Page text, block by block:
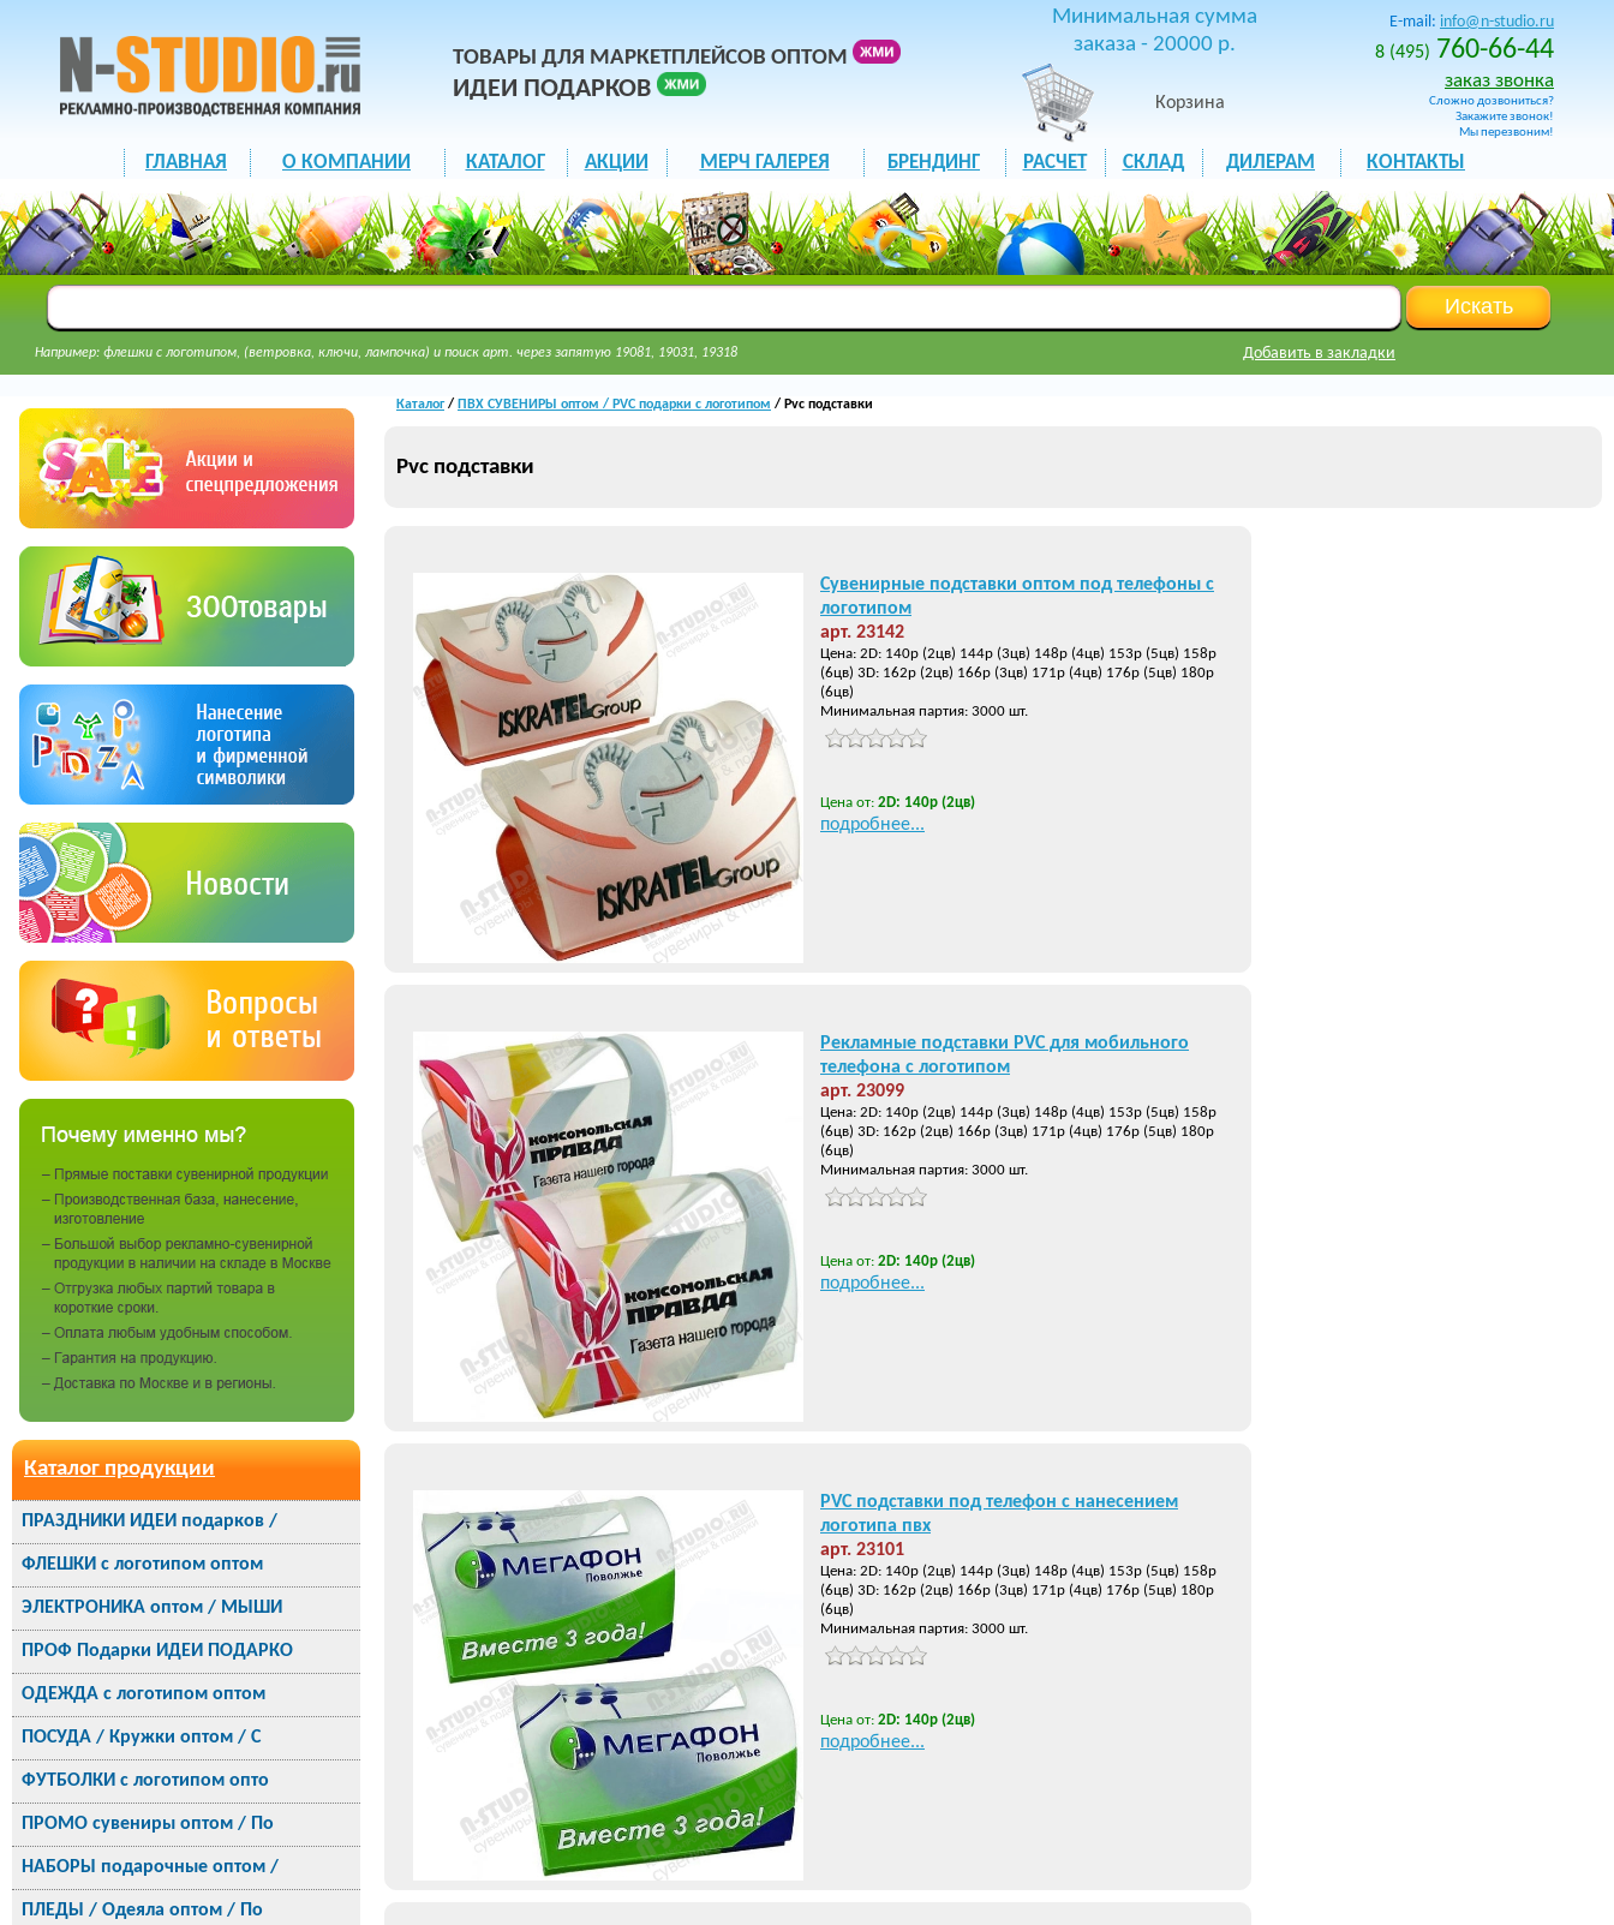
ТОВАРЫ ДЛЯ МАРКЕТПЛЕЙСОВ ОПТОМ
ИДЕИ ПОДАРКОВ
Минимальная сумма
заказа - 20000 р.
Корзина
E-mail: info@n-studio.ru
8 (495) 760-66-44
заказ звонка
Сложно дозвониться?
Закажите звонок!
Мы перезвоним!
ГЛАВНАЯ О КОМПАНИИ КАТАЛОГ АКЦИИ МЕРЧ ГАЛЕРЕЯ БРЕНДИНГ РАСЧЕТ СКЛАД ДИЛЕРАМ КОНТАКТЫ
Например: флешки с логотипом, (ветровка, ключи, лампочка) и поиск арт. через запятую 19081, 19031, 19318 Добавить в закладки
Каталог продукции
ПРАЗДНИКИ ИДЕИ подарков /
ФЛЕШКИ с логотипом оптом
ЭЛЕКТРОНИКА оптом / МЫШИ
ПРОФ Подарки ИДЕИ ПОДАРКО
ОДЕЖДА с логотипом оптом
ПОСУДА / Кружки оптом / С
ФУТБОЛКИ с логотипом опто
ПРОМО сувениры оптом / По
НАБОРЫ подарочные оптом /
ПЛЕДЫ / Одеяла оптом / По
Каталог/ ПВХ СУВЕНИРЫ оптом / PVC подарки с логотипом / Pvc подставки
Pvc подставки
Сувенирные подставки оптом под телефоны с
логотипом
арт. 23142
Цена: 2D: 140р (2цв) 144р (3цв) 148р (4цв) 153р (5цв) 158р
(6цв) 3D: 162р (2цв) 166р (3цв) 171р (4цв) 176р (5цв) 180р
(6цв)
Минимальная партия: 3000 шт.
Цена от: 2D: 140р (2цв)
подробнее...
Рекламные подставки PVC для мобильного
телефона с логотипом
арт. 23099
Цена: 2D: 140р (2цв) 144р (3цв) 148р (4цв) 153р (5цв) 158р
(6цв) 3D: 162р (2цв) 166р (3цв) 171р (4цв) 176р (5цв) 180р
(6цв)
Минимальная партия: 3000 шт.
Цена от: 2D: 140р (2цв)
подробнее...
PVC подставки под телефон с нанесением
логотипа пвх
арт. 23101
Цена: 2D: 140р (2цв) 144р (3цв) 148р (4цв) 153р (5цв) 158р
(6цв) 3D: 162р (2цв) 166р (3цв) 171р (4цв) 176р (5цв) 180р
(6цв)
Минимальная партия: 3000 шт.
Цена от: 2D: 140р (2цв)
подробнее...